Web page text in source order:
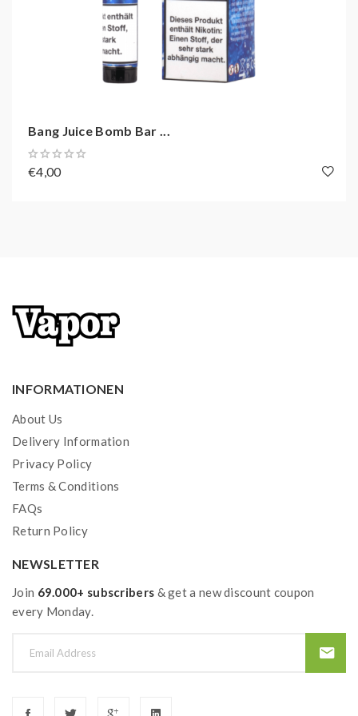
Einstellbare Luftzufuhr
Ein- und ausschaltbar
Akkukapazität: 400 mAh
Bis zu 500 Züge dampfen
Bang Juice Bomb Bar ...
€4,00
INFORMATIONEN
About Us
Delivery Information
Privacy Policy
Terms & Conditions
FAQs
Return Policy
NEWSLETTER
Join 69.000+ subscribers & get a new discount coupon
every Monday.